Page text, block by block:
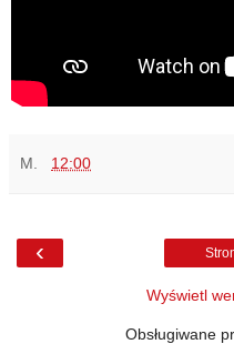
M. 12:00
‹
Wyświetl
Obsługiwane